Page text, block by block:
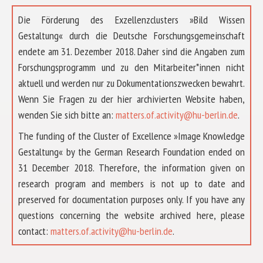
Die Förderung des Exzellenzclusters »Bild Wissen
Gestaltung« durch die Deutsche Forschungsgemeinschaft
endete am 31. Dezember 2018. Daher sind die Angaben zum
Forschungsprogramm und zu den Mitarbeiter*innen nicht
aktuell und werden nur zu Dokumentationszwecken bewahrt.
Wenn Sie Fragen zu der hier archivierten Website haben,
wenden Sie sich bitte an: matters.of.activity@hu-berlin.de.
The funding of the Cluster of Excellence »Image Knowledge
Gestaltung« by the German Research Foundation ended on
31 December 2018. Therefore, the information given on
research program and members is not up to date and
preserved for documentation purposes only. If you have any
questions concerning the website archived here, please
contact: matters.of.activity@hu-berlin.de.
ÜBER UNS